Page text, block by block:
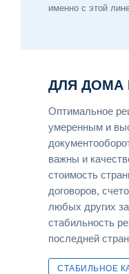
именно с этой
ДЛЯ ДОМА
Оптимальное
умеренным и
важны и
стоимость
договоров,
любых других
стабильность
последней
СТАБИЛЬНОЕ